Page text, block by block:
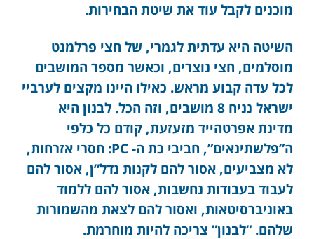
מוכנים לקבל עוד את שיטת הבחירות.
השיטה היא עדתית לגמרי, של חצי פרלמנט
מוסלמים, חצי נוצרים, וכאשר מספר המושבים
לכל עדה קבוע מראש. כאילו היינו מקצים לערביי
ישראל נניח 8 מושבים, וזה הכל. לבנון היא
מדינת אפרטהייד מזעזעת, קודם כל כלפי
ה”פלשתינאים”, חביבי כת ה- PC: חסרי אזרחות,
לא מצביעים, אסור להם לקנות נדל”ן, אסור להם
לעבוד בעבודות נחשבות, אסור להם ללמוד
באוניברסיטאות, ואסור להם לצאת מהשמורות
שלהם. “לבנון” צריכה להיות מוחרמת.